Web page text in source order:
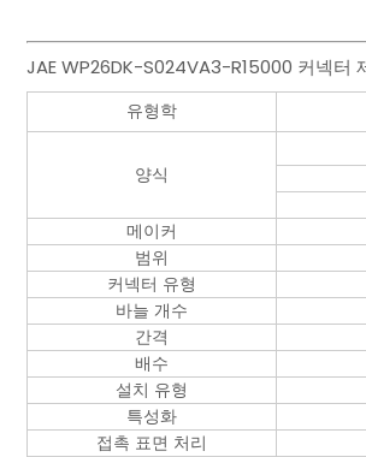
JAE WP26DK-S024VA3-R15000 커넥터
유형학
양식
메이커
범위
커넥터 유형
바늘 개수
간격
배수
설치 유형
특성화
접촉 표면 처리